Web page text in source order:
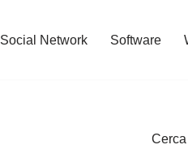
Social Network Software
Cerca